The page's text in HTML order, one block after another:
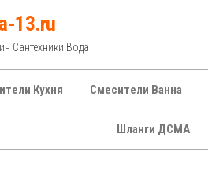
13.ru
Сантехники Вода
Кухня Смесители Ванна
Шланги ДСМА